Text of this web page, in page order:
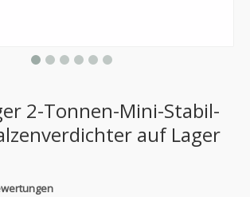
2-Tonnen-Mini-Stabil-
auf Lager